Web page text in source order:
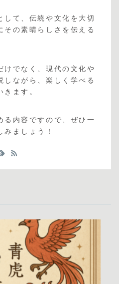
して、伝統や文化を大切
その素晴らしさを伝える
けでなく、現代の文化や
しながら、楽しく学べる
きます。
る内容ですので、ぜひ一
ましょう！